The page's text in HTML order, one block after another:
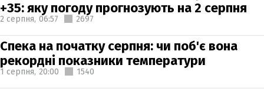
+35: яку погоду прогнозують на 2 серпня
2 серпня, 06:57 2697
Спека на початку серпня: чи поб'є вона
рекордні показники температури
1 серпня, 20:00 1540